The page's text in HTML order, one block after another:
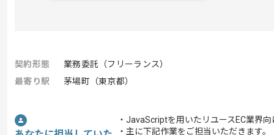
契約形態
業務委託（フリーランス）
最寄り駅
茅場町（東京都）
・JavaScriptを用いたリユースEC業界
・主に下記作業をご担当いただきます。